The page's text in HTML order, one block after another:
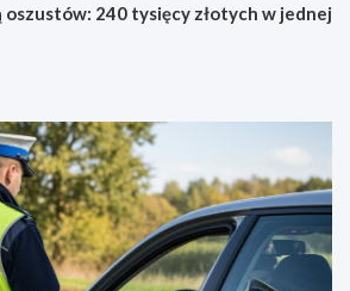
oszustów: 240 tysięcy złotych w jednej